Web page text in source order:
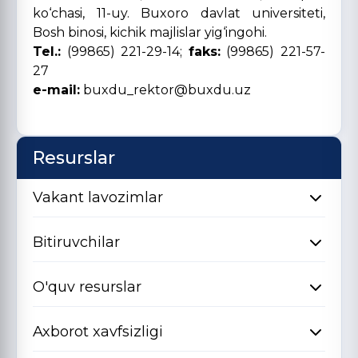
ko‘chasi, 11-uy. Buxoro davlat universiteti,
Bosh binosi, kichik majlislar yig‘ingohi.
Tel.: (99865) 221-29-14; faks:(99865) 221-57-
27
e-mail: buxdu_rektor@buxdu.uz
Resurslar
Vakant lavozimlar
Bitiruvchilar
O'quv resurslar
Axborot xavfsizligi